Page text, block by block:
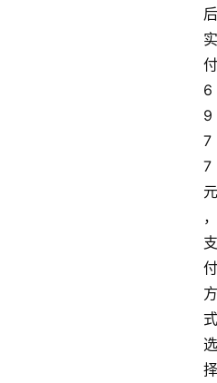
后
实
付
6
9
7
7
元
，
支
付
方
式
选
择